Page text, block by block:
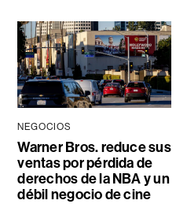
NEGOCIOS
Warner Bros. reduce sus
ventas por pérdida de
derechos de la NBA y un
débil negocio de cine